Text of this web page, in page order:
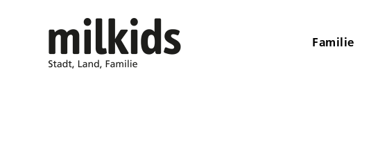
Familie